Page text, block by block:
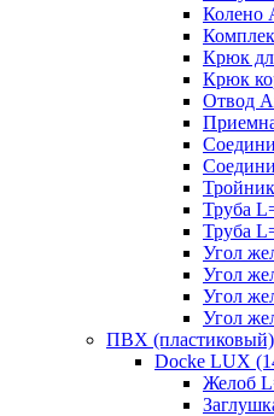
Колено
Крюк
Крюк
Отвод
Труба
Труба
Угол
Угол
Угол
Угол
ПВХ (пластиковый)
Docke LUX
Желоб